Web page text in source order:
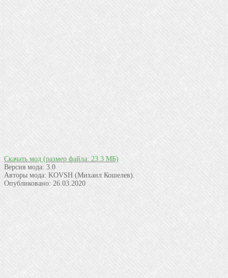
Скачать мод (размер файла: 23.3 МБ)
Версия мода: 3.0
Авторы мода: KOVSH (Михаил Кошелев).
Опубликовано: 26.03.2020